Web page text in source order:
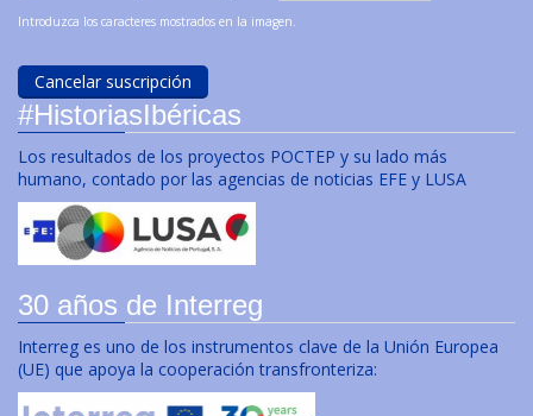
Introduzca los caracteres mostrados en la imagen.
#HistoriasIbéricas
Los resultados de los proyectos POCTEP y su lado más
humano, contado por las agencias de noticias EFE y LUSA
30 años de Interreg
Interreg es uno de los instrumentos clave de la Unión Europea
(UE) que apoya la cooperación transfronteriza: